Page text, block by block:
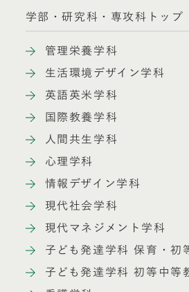
学部・研究科・専攻科トップ
管理栄養学科
生活環境デザイン学科
英語英米学科
国際教養学科
人間共生学科
心理学科
情報デザイン学科
現代社会学科
現代マネジメント学科
子ども発達学科 保育・初
子ども発達学科 初等中等